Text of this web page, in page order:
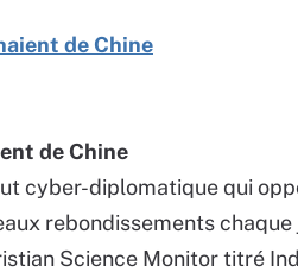
de Chine
de Chine
cyber-diplomatique qui
rebondissements chaque
Science Monitor titré